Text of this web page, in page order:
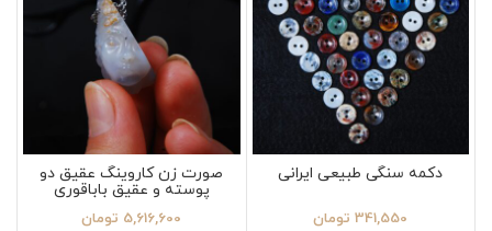
دکمه سنگی طبیعی ایرانی
341,550 تومان
صورت زن کاروینگ عقیق دو
پوسته و عقیق باباقوری
5,616,600 تومان